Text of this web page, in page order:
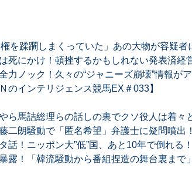
を蹂躙しまくっていた」あの大物が容疑者
死にかけ！頓挫するかもしれない発表済経
力ノック！久々の“ジャニーズ崩壊”情報がア
のインテリジェンス競馬EX＃033】
ら馬詰総理らの話しの裏でクソ役人は着々
二朗騒動で「匿名希望」弁護士に疑問噴出
話！ニッポン大”低”国、あと10年で倒れる！
露！「韓流騒動から番組捏造の舞台裏まで